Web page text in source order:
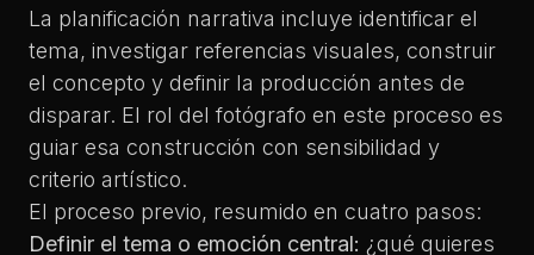
La planificación narrativa incluye identificar el
tema, investigar referencias visuales, construir
el concepto y definir la producción antes de
disparar. El rol del fotógrafo en este proceso es
guiar esa construcción con sensibilidad y
criterio artístico.
El proceso previo, resumido en cuatro pasos:
Definir el tema o emoción central: ¿qué quieres